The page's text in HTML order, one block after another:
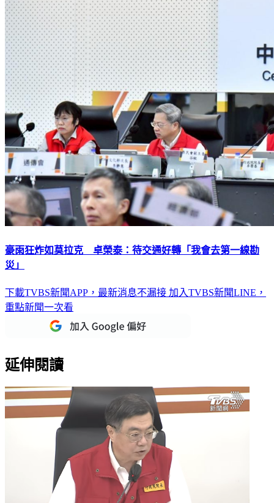
豪雨狂炸如莫拉克 卓榮泰：待交通好轉「我會去第一線勘
災」
下載TVBS新聞APP，最新消息不漏接 加入TVBS新聞LINE，
重點新聞一次看
延伸閱讀